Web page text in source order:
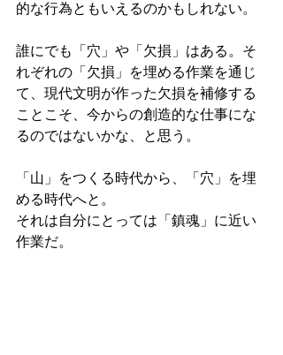
的な行為ともいえるのかもしれない。
誰にでも「穴」や「欠損」はある。そ
れぞれの「欠損」を埋める作業を通じ
て、現代文明が作った欠損を補修する
ことこそ、今からの創造的な仕事にな
るのではないかな、と思う。
「山」をつくる時代から、「穴」を埋
める時代へと。
それは自分にとっては「鎮魂」に近い
作業だ。